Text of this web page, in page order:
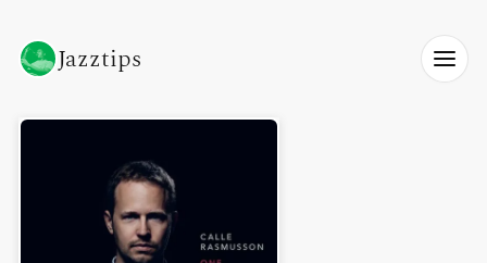
Jazztips